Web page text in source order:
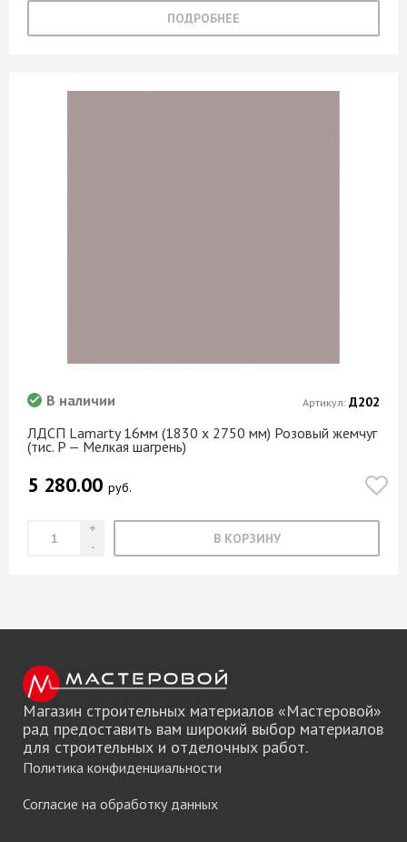
ПОДРОБНЕЕ
ЛДСП Lamarty 16мм (1830 х 2750 мм) Розовый жемчуг
(тис. P — Мелкая шагрень)
В наличии
5 280.00 руб.
В КОРЗИНУ
Артикул: Д202
Магазин строительных материалов «Мастеровой»
рад предоставить вам широкий выбор материалов
для строительных и отделочных работ.
Политика конфиденциальности
Согласие на обработку данных